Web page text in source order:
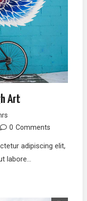
Art
0 Comments
adipiscing elit,
labore…